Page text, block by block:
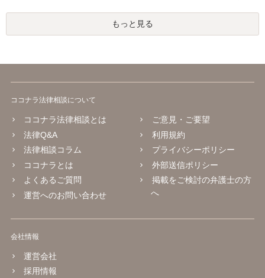
もっと見る
ココナラ法律相談について
ココナラ法律相談とは
法律Q&A
法律相談コラム
ココナラとは
よくあるご質問
運営へのお問い合わせ
ご意見・ご要望
利用規約
プライバシーポリシー
外部送信ポリシー
掲載をご検討の弁護士の方
へ
会社情報
運営会社
採用情報